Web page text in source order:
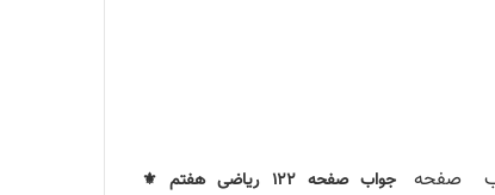
جواب صفحه ۱۲۲ ریاضی هفتم ⚜️